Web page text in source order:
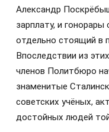
Александр
зарплату, и
отдельно стоящий в
Впоследствии из
членов Политбюро
знаменитые
советских учёных,
достойных людей